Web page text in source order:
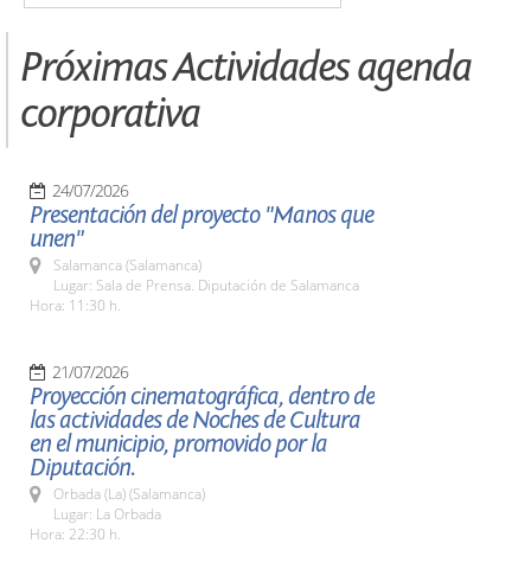
Próximas Actividades agenda
corporativa
24/07/2026
Presentación del proyecto "Manos que
unen"
Salamanca (Salamanca)
Lugar: Sala de Prensa. Diputación de Salamanca
Hora: 11:30 h.
21/07/2026
Proyección cinematográfica, dentro de
las actividades de Noches de Cultura
en el municipio, promovido por la
Diputación.
Orbada (La) (Salamanca)
Lugar: La Orbada
Hora: 22:30 h.